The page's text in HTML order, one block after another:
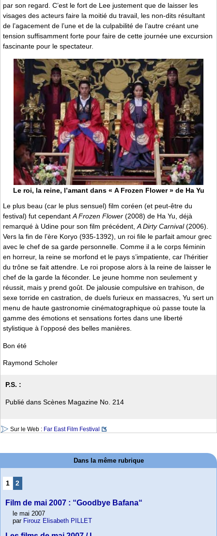
par son regard. C’est le fort de Lee justement que de laisser les
visages des acteurs faire la moitié du travail, les non-dits résultant
de l’agacement de l’une et de la culpabilité de l’autre créant une
tension suffisamment forte pour faire de cette journée une excursion
fascinante pour le spectateur.
Le roi, la reine, l’amant dans « A Frozen Flower » de Ha Yu
Le plus beau (car le plus sensuel) film coréen (et peut-être du
festival) fut cependant A Frozen Flower (2008) de Ha Yu, déjà
remarqué à Udine pour son film précédent, A Dirty Carnival(2006).
Vers la fin de l’ère Koryo (935-1392), un roi file le parfait amour grec
avec le chef de sa garde personnelle. Comme il a le corps féminin
en horreur, la reine se morfond et le pays s’impatiente, car l’héritier
du trône se fait attendre. Le roi propose alors à la reine de laisser le
chef de la garde la féconder. Le jeune homme non seulement y
réussit, mais y prend goût. De jalousie compulsive en trahison, de
sexe torride en castration, de duels furieux en massacres, Yu sert un
menu de haute gastronomie cinématographique où passe toute la
gamme des émotions et sensations fortes dans une liberté
stylistique à l’opposé des belles manières.
Bon été
Raymond Scholer
P.S. :
Publié dans Scènes Magazine No. 214
Sur le Web : Far East Film Festival
Dans la même rubrique
1 2
Film de mai 2007 : “Goodbye Bafana“
le mai 2007
par Firouz Elisabeth PILLET